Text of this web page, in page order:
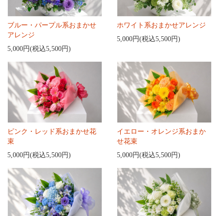
ブルー・パープル系おまかせ
アレンジ
5,000円(税込5,500円)
ホワイト系おまかせアレンジ
5,000円(税込5,500円)
ピンク・レッド系おまかせ花
束
5,000円(税込5,500円)
イエロー・オレンジ系おまか
せ花束
5,000円(税込5,500円)